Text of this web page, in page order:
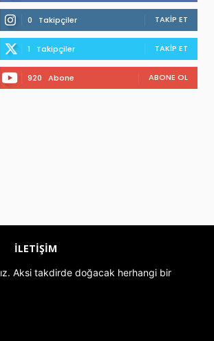
0 Takipçiler TAKIP ET
1 Takipçiler TAKIP ET
920 Abone ABONE OL
İLETIŞIM
Aksi takdirde doğacak herhangi bir